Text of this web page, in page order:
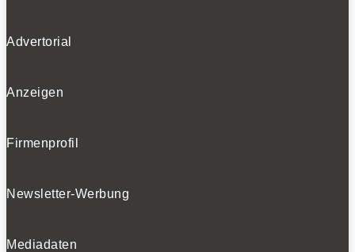
Advertorial
Anzeigen
Firmenprofil
Newsletter-Werbung
Mediadaten